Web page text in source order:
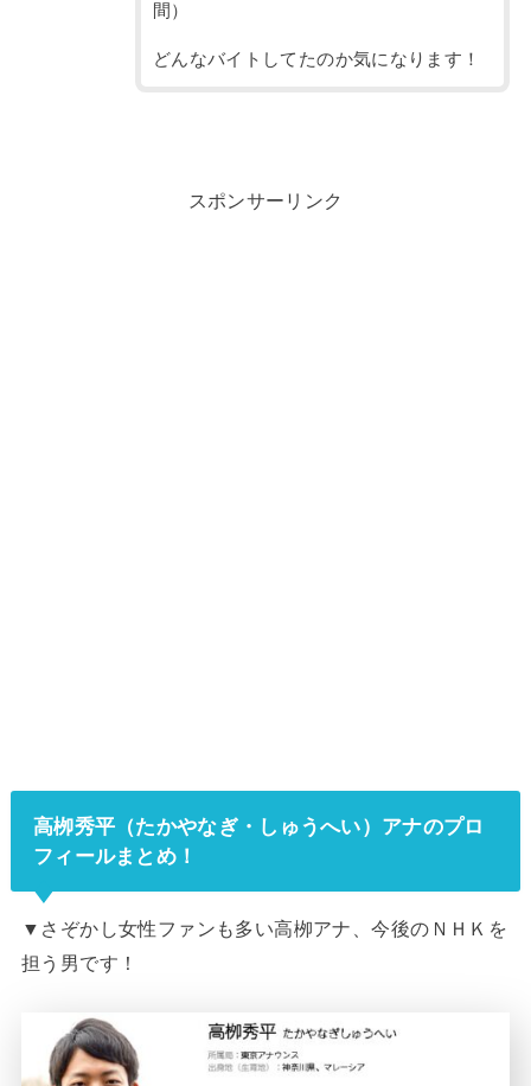
間）
どんなバイトしてたのか気になります！
スポンサーリンク
高栁秀平（たかやなぎ・しゅうへい）アナのプロ
フィールまとめ！
▼さぞかし女性ファンも多い高栁アナ、今後のＮＨＫを
担う男です！